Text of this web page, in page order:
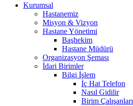
Kurumsal
Hastanemiz
Misyon & Vizyon
Hastane Yönetimi
Başhekim
Hastane Müdürü
Organizasyon Şeması
İdari Birimler
Bilgi İşlem
İç Hat Telefon
Nasıl Gidilir
Birim Çalışanları